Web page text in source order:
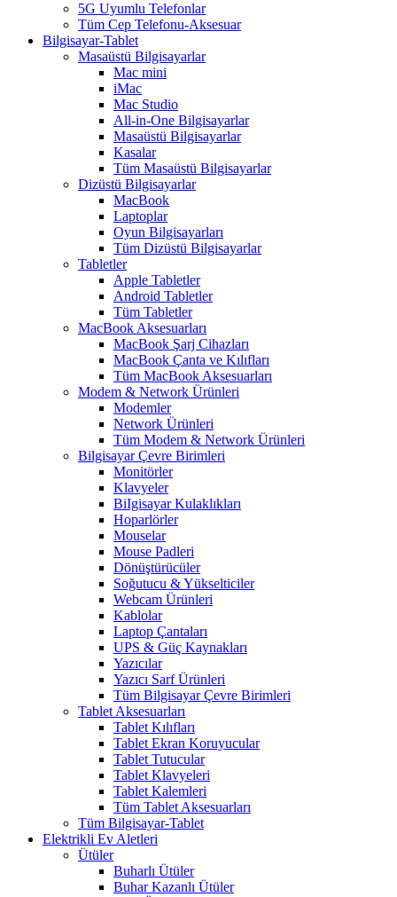
5G Uyumlu Telefonlar
Tüm Cep Telefonu-Aksesuar
Bilgisayar-Tablet
Masaüstü Bilgisayarlar
Mac mini
iMac
Mac Studio
All-in-One Bilgisayarlar
Masaüstü Bilgisayarlar
Kasalar
Tüm Masaüstü Bilgisayarlar
Dizüstü Bilgisayarlar
MacBook
Laptoplar
Oyun Bilgisayarları
Tüm Dizüstü Bilgisayarlar
Tabletler
Apple Tabletler
Android Tabletler
Tüm Tabletler
MacBook Aksesuarları
MacBook Şarj Cihazları
MacBook Çanta ve Kılıfları
Tüm MacBook Aksesuarları
Modem & Network Ürünleri
Modemler
Network Ürünleri
Tüm Modem & Network Ürünleri
Bilgisayar Çevre Birimleri
Monitörler
Klavyeler
BiIgisayar Kulaklıkları
Hoparlörler
Mouselar
Mouse Padleri
Dönüştürücüler
Soğutucu & Yükselticiler
Webcam Ürünleri
Kablolar
Laptop Çantaları
UPS & Güç Kaynakları
Yazıcılar
Yazıcı Sarf Ürünleri
Tüm Bilgisayar Çevre Birimleri
Tablet Aksesuarları
Tablet Kılıfları
Tablet Ekran Koruyucular
Tablet Tutucular
Tablet Klavyeleri
Tablet Kalemleri
Tüm Tablet Aksesuarları
Tüm Bilgisayar-Tablet
Elektrikli Ev Aletleri
Ütüler
Buharlı Ütüler
Buhar Kazanlı Ütüler